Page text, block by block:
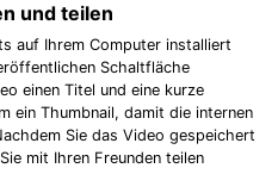
und teilen
auf Ihrem Computer installiert
Schaltfläche
einen Titel und eine kurze
ein Thumbnail, damit die internen
Sie das Video gespeichert
mit Ihren Freunden teilen